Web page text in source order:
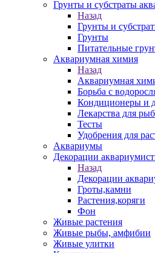
Грунты и субстраты
Назад
Грунты и
Грунты
Питательные
Аквариумная химия
Назад
Аквариумная
Борьба с
Кондиционеры и
Лекарства для рыб
Тесты
Удобрения для
Аквариумы
Декорации
Назад
Декорации
Гроты,камни
Растения,коряги
Фон
Живые растения
Живые рыбы, амфибии
Живые улитки